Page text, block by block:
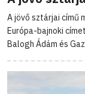
A jövő sztárjai című
Európa-bajnoki
Balogh Ádám és